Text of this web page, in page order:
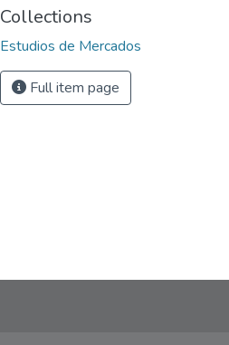
Collections
Estudios de Mercados
Full item page